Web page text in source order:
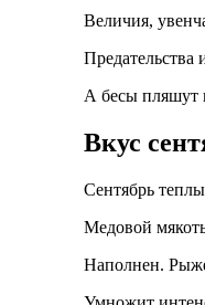
Величия,
А бесы пляшут
Вкус
Сентябрь
Медовой
Наполнен.